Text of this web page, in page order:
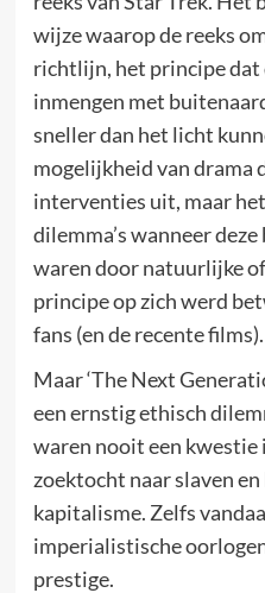
wijze waarop de reeks
richtlijn, het principe dat
inmengen met
sneller dan het licht
mogelijkheid van drama
interventies uit, maar
dilemma’s wanneer
waren door natuurlijke
principe op zich werd
fans (en de recente films).
Maar ‘The Next
een ernstig ethisch
waren nooit een
zoektocht naar slaven
kapitalisme. Zelfs
imperialistische
prestige.